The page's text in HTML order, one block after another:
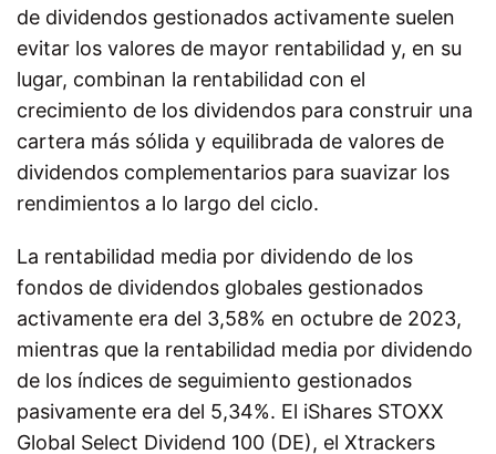
de dividendos gestionados activamente suelen
evitar los valores de mayor rentabilidad y, en su
lugar, combinan la rentabilidad con el
crecimiento de los dividendos para construir una
cartera más sólida y equilibrada de valores de
dividendos complementarios para suavizar los
rendimientos a lo largo del ciclo.
La rentabilidad media por dividendo de los
fondos de dividendos globales gestionados
activamente era del 3,58% en octubre de 2023,
mientras que la rentabilidad media por dividendo
de los índices de seguimiento gestionados
pasivamente era del 5,34%. El iShares STOXX
Global Select Dividend 100 (DE), el Xtrackers